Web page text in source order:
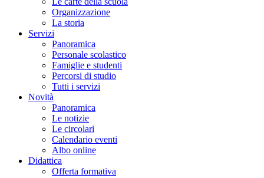
Organizzazione
La storia
Servizi
Panoramica
Personale scolastico
Famiglie e studenti
Percorsi di studio
Tutti i servizi
Novità
Panoramica
Le notizie
Le circolari
Calendario eventi
Albo online
Didattica
Offerta formativa